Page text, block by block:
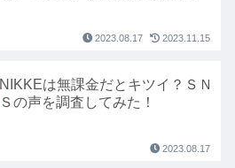
2023.08.17 2023.11.15
NIKKEは無課金だとキツイ？ＳＮ
Ｓの声を調査してみた！
2023.08.17